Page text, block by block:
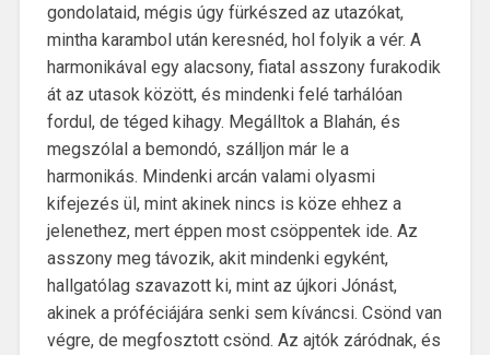
gondolataid, mégis úgy fürkészed az utazókat,
mintha karambol után keresnéd, hol folyik a vér. A
harmonikával egy alacsony, fiatal asszony furakodik
át az utasok között, és mindenki felé tarhálóan
fordul, de téged kihagy. Megálltok a Blahán, és
megszólal a bemondó, szálljon már le a
harmonikás. Mindenki arcán valami olyasmi
kifejezés ül, mint akinek nincs is köze ehhez a
jelenethez, mert éppen most csöppentek ide. Az
asszony meg távozik, akit mindenki egyként,
hallgatólag szavazott ki, mint az újkori Jónást,
akinek a próféciájára senki sem kíváncsi. Csönd van
végre, de megfosztott csönd. Az ajtók záródnak, és